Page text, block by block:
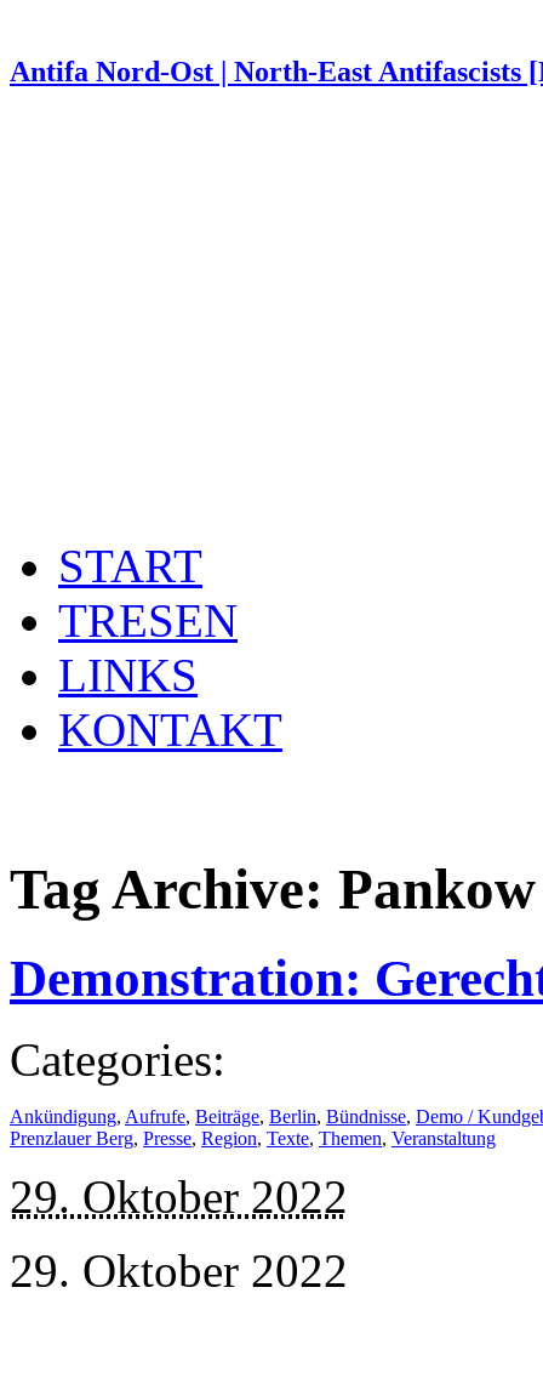
Antifa Nord-Ost | North-East Antifascists
START
TRESEN
LINKS
KONTAKT
Tag Archive: Pankow
Demonstration:
Categories:
Ankündigung, Aufrufe, Beiträge, Berlin, Bündnisse, Demo /
Prenzlauer Berg, Presse, Region, Texte, Themen, Veranstaltung
29. Oktober 2022
29. Oktober 2022